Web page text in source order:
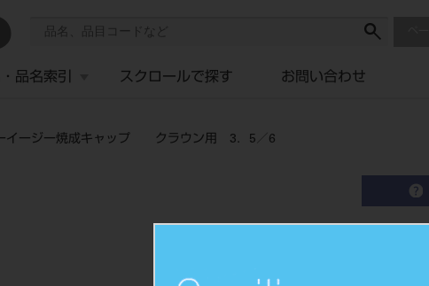
品名索引 スクロールで探す お問い合わせ
イージー焼成キャップ クラウン用 3．5／6
ニュ
Implant